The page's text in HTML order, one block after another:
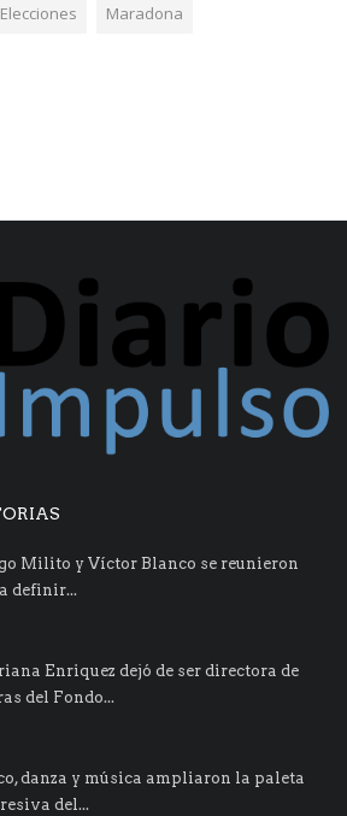
Elecciones Maradona
Milito y Víctor Blanco se reunieron
definir...
Enriquez dejó de ser directora de
del Fondo...
danza y música ampliaron la paleta
del...